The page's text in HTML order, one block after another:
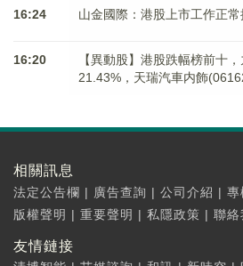
16:24 山金國際：港股上市工作正常
16:20
【異動股】港股跌幅榜前十
21.43%，天瑞汽車内飾
相關訊息
法定公告欄 | 廣告查詢 | 公司介紹 | 專
版權聲明 | 重要聲明 | 私隱政策 | 聯絡
友情鏈接